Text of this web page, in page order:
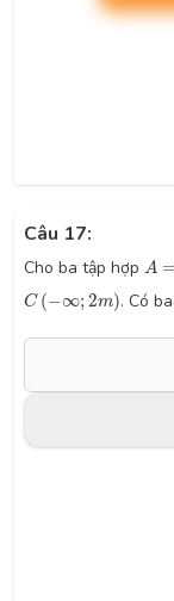
Câu 17:
Cho ba tập hợp A =
A
C (−∞; 2m)
C(− ∞;2m) . Có